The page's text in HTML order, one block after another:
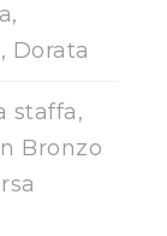
Dorata
staffa,
Bronzo